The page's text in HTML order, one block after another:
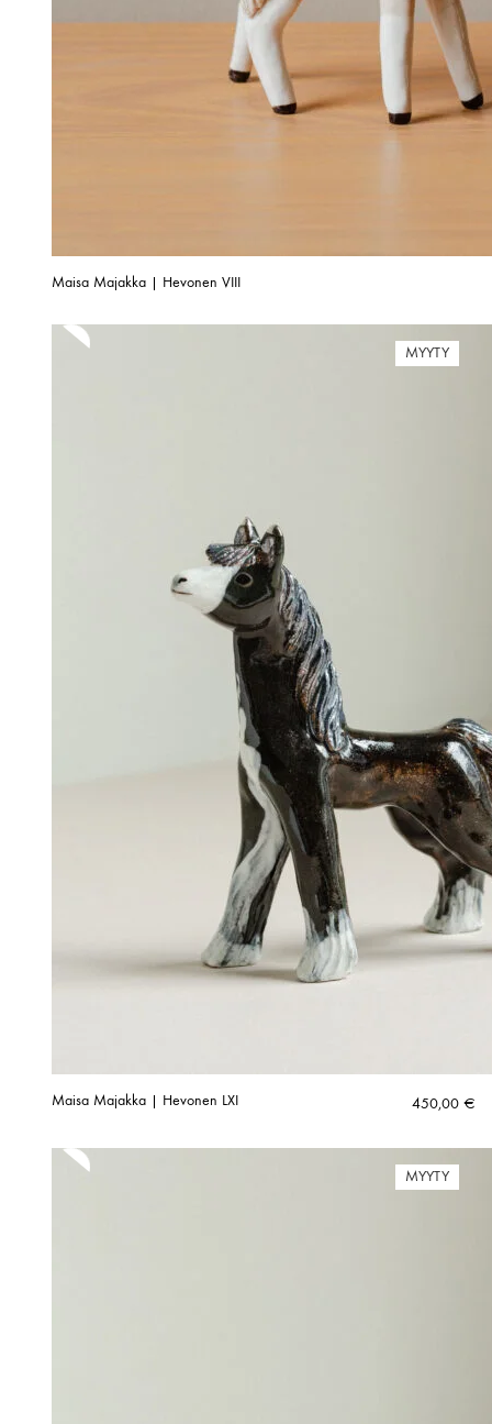
Maisa Majakka | Hevonen VIII
MYYTY
Maisa Majakka | Hevonen LXI 450,00 €
MYYTY